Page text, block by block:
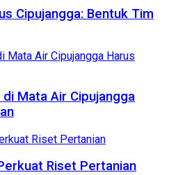
Cipujangga: Bentuk Tim
Mata Air Cipujangga
Riset Pertanian